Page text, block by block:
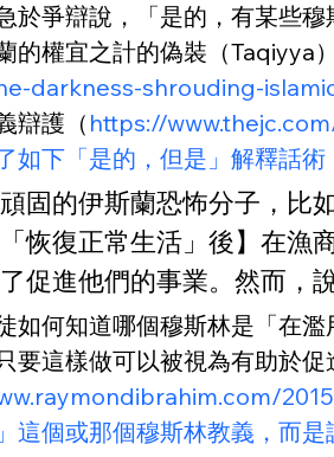
於爭辯說，「是的，有某些
的權宜之計的偽裝（Taqiyya
darkness-shrouding-
辯護（ https://
如下「是的，但是」解釋話術
固的伊斯蘭恐怖分子，比
恢復正常生活」後】在
促進他們的事業。然而，
如何知道哪個穆斯林是「在
這樣做可以被視為有助於促
這個或那個穆斯林教義，而